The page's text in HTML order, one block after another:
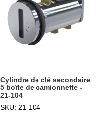
Cylindre de clé secondaire
5 boîte de camionnette -
21-104
SKU: 21-104